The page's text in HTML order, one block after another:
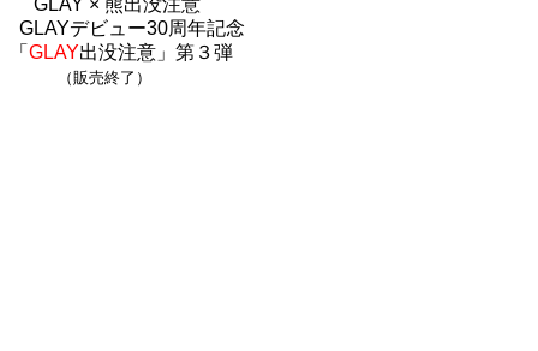
GLAY × 熊出没注意
GLAYデビュー30周年記念
「 GLAY出没注意」第３弾
（販売終了）